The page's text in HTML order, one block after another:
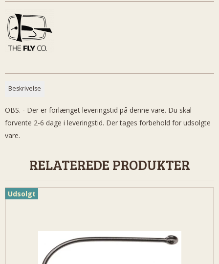
Beskrivelse
OBS. - Der er forlænget leveringstid på denne vare. Du skal
forvente 2-6 dage i leveringstid. Der tages forbehold for udsolgte
vare.
RELATEREDE PRODUKTER
Udsolgt